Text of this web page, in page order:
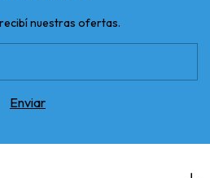
nuestras ofertas.